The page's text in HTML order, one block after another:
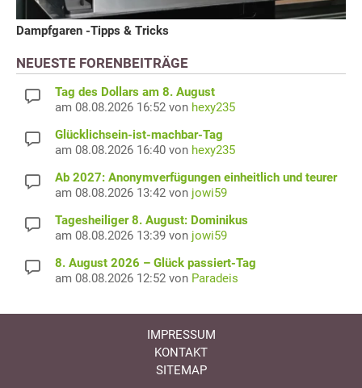
Dampfgaren -Tipps & Tricks
NEUESTE FORENBEITRÄGE
Tag des Dollars am 8. August
am 08.08.2026 16:52 von hexy235
Glücklichsein-ist-machbar-Tag
am 08.08.2026 16:40 von hexy235
Ab 2027: Anonymverfügungen einheitlich und teurer
am 08.08.2026 13:42 von jowi59
Tagesheiliger 8. August: Dominikus
am 08.08.2026 13:39 von jowi59
8. August 2026 – Glück passiert-Tag
am 08.08.2026 12:52 von Paradeis
IMPRESSUM
KONTAKT
SITEMAP